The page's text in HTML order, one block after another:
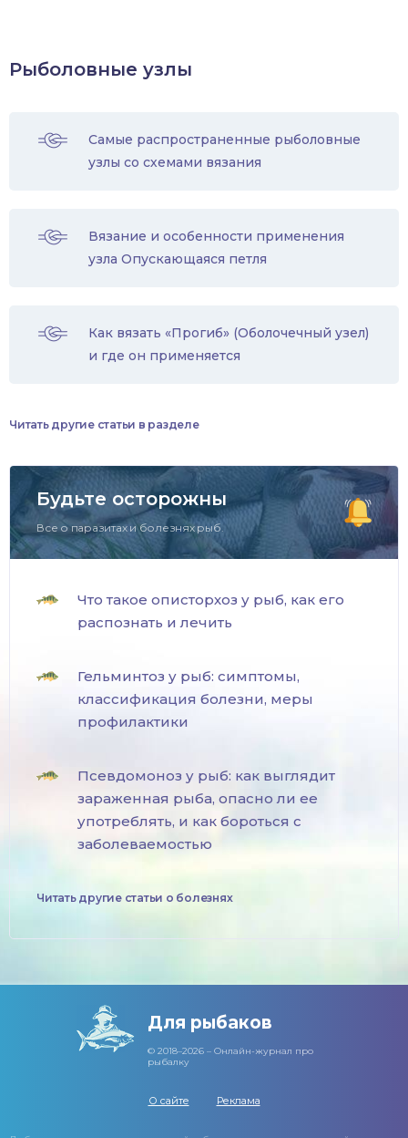
Рыболовные узлы
Самые распространенные рыболовные
узлы со схемами вязания
Вязание и особенности применения
узла Опускающаяся петля
Как вязать «Прогиб» (Оболочечный узел)
и где он применяется
Читать другие статьи в разделе
Будьте осторожны
Все о паразитах и болезнях рыб.
Что такое описторхоз у рыб, как его
распознать и лечить
Гельминтоз у рыб: симптомы,
классификация болезни, меры
профилактики
Псевдомоноз у рыб: как выглядит
зараженная рыба, опасно ли ее
употреблять, и как бороться с
заболеваемостью
Читать другие статьи о болезнях
Для рыбаков
© 2018–2026 – Онлайн-журнал про
рыбалку
О сайте Реклама